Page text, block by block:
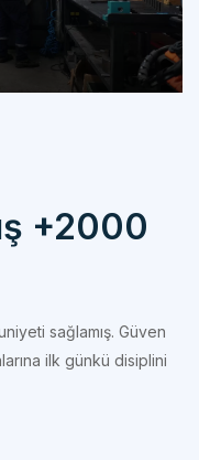
+2000
sağlamış. Güven